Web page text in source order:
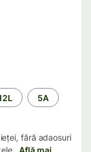
5A
fără adaosuri